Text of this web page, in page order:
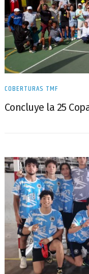
COBERTURAS TMF
Concluye la 25